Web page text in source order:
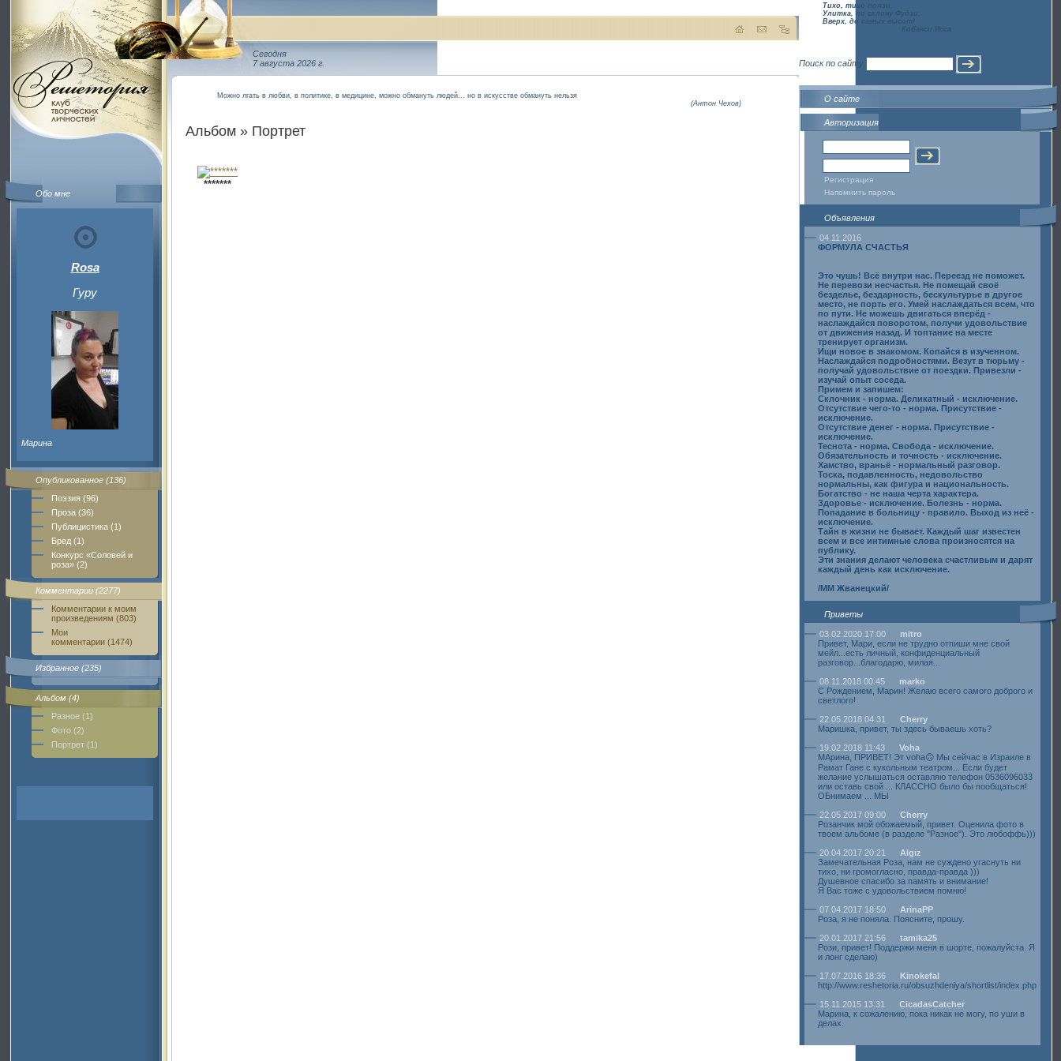
Обо мне
Rosa
Гуру
Марина
Опубликованное (136)
Поэзия (96)
Проза (36)
Публицистика (1)
Бред (1)
Конкурс «Соловей и
роза» (2)
Комментарии (2277)
Комментарии к моим
произведениям (803)
Мои
комментарии (1474)
Избранное (235)
Альбом (4)
Разное (1)
Фото (2)
Портрет (1)
Сегодня
7 августа 2026 г.
Можно лгать в любви, в политике, в медицине, можно обмануть людей... но в искусстве обмануть нельзя
(Антон Чехов)
Альбом » Портрет
*******
Тихо, тихо ползи,
Улитка, по склону Фудзи,
Вверх, до самых высот!
Кобаяси Исса
Поиск по сайту
О сайте
Авторизация
Регистрация
Напомнить пароль
Объявления
04.11.2016
ФОРМУЛА СЧАСТЬЯ
Это чушь! Всё внутри нас. Переезд не поможет.
Не перевози несчастья. Не помещай своё
безделье, бездарность, бескультурье в другое
место, не порть его. Умей наслаждаться всем, что
по пути. Не можешь двигаться вперёд -
наслаждайся поворотом, получи удовольствие
от движения назад. И топтание на месте
тренирует организм.
Ищи новое в знакомом. Копайся в изученном.
Наслаждайся подробностями. Везут в тюрьму -
получай удовольствие от поездки. Привезли -
изучай опыт соседа.
Примем и запишем:
Склочник - норма. Деликатный - исключение.
Отсутствие чего-то - норма. Присутствие -
исключение.
Отсутствие денег - норма. Присутствие -
исключение.
Теснота - норма. Свобода - исключение.
Обязательность и точность - исключение.
Хамство, враньё - нормальный разговор.
Тоска, подавленность, недовольство
нормальны, как фигура и национальность.
Богатство - не наша черта характера.
Здоровье - исключение. Болезнь - норма.
Попадание в больницу - правило. Выход из неё -
исключение.
Тайн в жизни не бывает. Каждый шаг известен
всем и все интимные слова произносятся на
публику.
Эти знания делают человека счастливым и дарят
каждый день как исключение.
/ММ Жванецкий/
Приветы
03.02.2020 17:00
mitro
Привет, Мари, если не трудно отпиши мне свой
мейл...есть личный, конфиденциальный
разговор...благодарю, милая...
08.11.2018 00:45
marko
С Рождением, Марин! Желаю всего самого доброго и
светлого!
22.05.2018 04:31
Cherry
Маришка, привет, ты здесь бываешь хоть?
19.02.2018 11:43
Voha
МАрина, ПРИВЕТ! Эт voha🙃 Мы сейчас в Израиле в
Рамат Гане с кукольным театром... Если будет
желание услышаться оставляю телефон 0536096033
или оставь свой ... КЛАССНО было бы пообщаться!
ОБнимаем ... МЫ
22.05.2017 09:00
Cherry
Розанчик мой обожаемый, привет. Оценила фото в
твоем альбоме (в разделе "Разное"). Это любоффь)))
20.04.2017 20:21
Algiz
Замечательная Роза, нам не суждено угаснуть ни
тихо, ни громогласно, правда-правда )))
Душевное спасибо за память и внимание!
Я Вас тоже с удовольствием помню!
07.04.2017 18:50
ArinaPP
Роза, я не поняла. Поясните, прошу.
20.01.2017 21:56
tamika25
Рози, привет! Поддержи меня в шорте, пожалуйста. Я
и лонг сделаю)
17.07.2016 18:36
Kinokefal
http://www.reshetoria.ru/obsuzhdeniya/shortlist/index.php
15.11.2015 13:31
CicadasCatcher
Марина, к сожалению, пока никак не могу, по уши в
делах.